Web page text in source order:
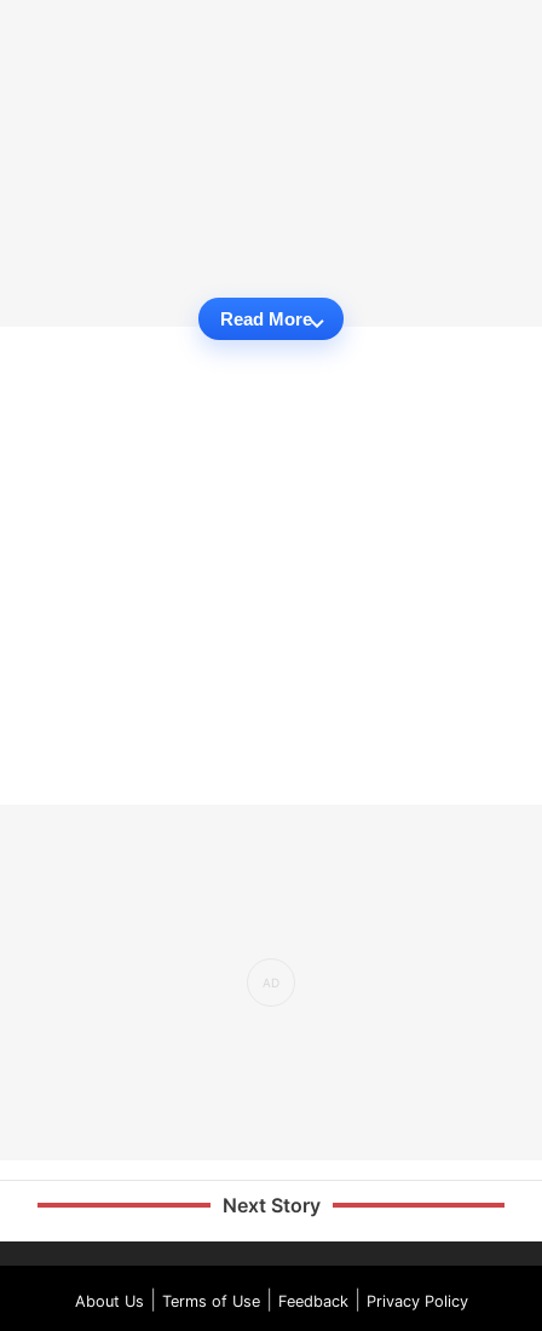
Read More
Next Story
About Us Terms of Use| Feedback| Privacy Policy